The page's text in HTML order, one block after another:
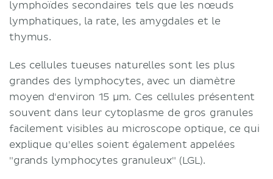
lymphoïdes secondaires tels que les nœuds
lymphatiques, la rate, les amygdales et le
thymus.
Les cellules tueuses naturelles sont les plus
grandes des lymphocytes, avec un diamètre
moyen d'environ 15 µm. Ces cellules présentent
souvent dans leur cytoplasme de gros granules
facilement visibles au microscope optique, ce qui
explique qu'elles soient également appelées
"grands lymphocytes granuleux" (LGL).